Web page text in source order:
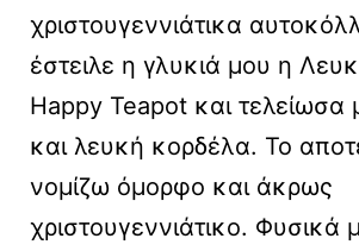
χριστουγεννιάτικα
έστειλε η γλυκιά μου η
Happy Teapot και τελείωσα
και λευκή κορδέλα. Το
νομίζω όμορφο και άκρως
χριστουγεννιάτικο. Φυσικά